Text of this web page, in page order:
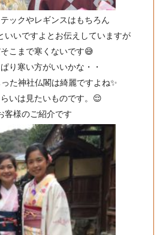
ックやレギンスはもちろん
いいですよとお伝えしていますが
こまで寒くないです😅
り寒い方がいいかな・・
た神社仏閣は綺麗ですよね✨
いは見たいものです。😌
客様のご紹介です